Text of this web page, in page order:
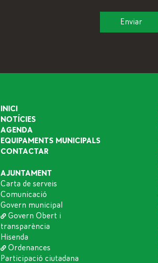
INICI
NOTÍCIES
AGENDA
EQUIPAMENTS MUNICIPALS
CONTACTAR
AJUNTAMENT
Carta de serveis
Comunicació
Govern municipal
Govern Obert i
transparència
Hisenda
Ordenances
Participació ciutadana